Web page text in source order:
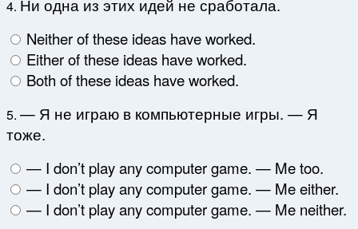
4. Ни одна из этих идей не сработала.
Neither of these ideas have worked.
Either of these ideas have worked.
Both of these ideas have worked.
5. — Я не играю в компьютерные игры. — Я
тоже.
— I don’t play any computer game. — Me too.
— I don’t play any computer game. — Me either.
— I don’t play any computer game. — Me neither.